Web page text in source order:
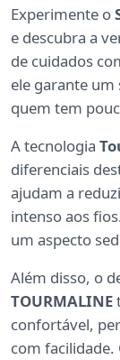
Experimente o
e descubra a
de cuidados
ele garante um
quem tem
A tecnologia
diferenciais
ajudam a
intenso aos
um aspecto
Além disso, o
TOURMALINE
confortável,
com